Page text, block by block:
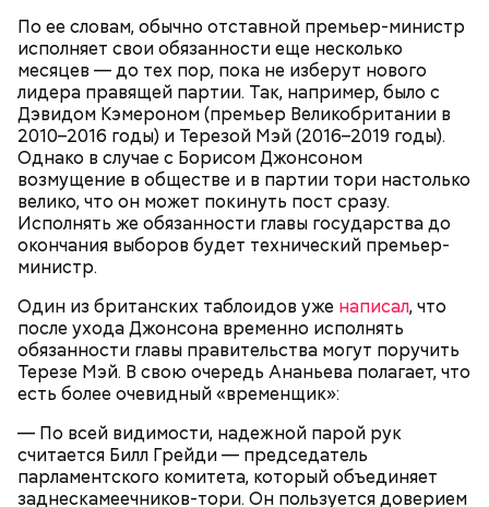
По ее словам, обычно отставной премьер-министр
исполняет свои обязанности еще несколько
месяцев — до тех пор, пока не изберут нового
лидера правящей партии. Так, например, было с
Дэвидом Кэмероном (премьер Великобритании в
2010–2016 годы) и Терезой Мэй (2016–2019 годы).
Однако в случае с Борисом Джонсоном
возмущение в обществе и в партии тори настолько
велико, что он может покинуть пост сразу.
Исполнять же обязанности главы государства до
окончания выборов будет технический премьер-
министр.
Один из британских таблоидов уже написал, что
после ухода Джонсона временно исполнять
обязанности главы правительства могут поручить
Терезе Мэй. В свою очередь Ананьева полагает, что
есть более очевидный «временщик»:
— По всей видимости, надежной парой рук
считается Билл Грейди — председатель
парламентского комитета, который объединяет
заднескамеечников-тори. Он пользуется доверием
Гид отметил, что еще далеко не все туристические
маршруты проложены, пока это больше похоже на
эксперимент. Бабич заверил, что туристам не стоит
беспокоиться насчет риска получить опасную дозу
радиации.